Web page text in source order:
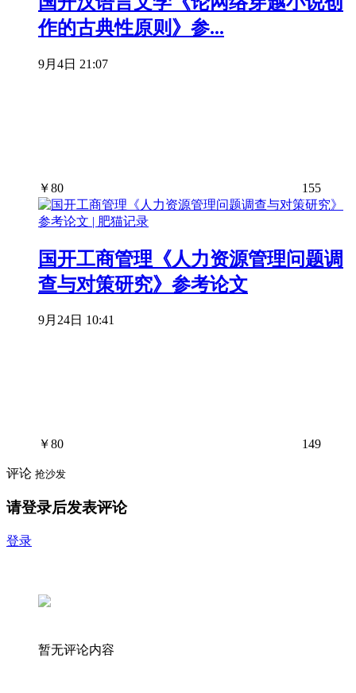
作的古典性原则》参...
9月4日 21:07
￥80 155
国开工商管理《人力资源管理问题调
查与对策研究》参考论文
9月24日 10:41
￥80 149
评论 抢沙发
请登录后发表评论
登录
暂无评论内容